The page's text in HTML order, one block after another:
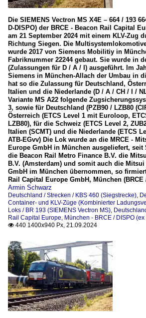
Die SIEMENS Vectron MS X4E – 664 / 193
D-DISPO) der BRCE - Beacon Rail Capital
am 21 September 2024 mit einem KLV-Zug
Richtung Siegen. Die
wurde 2017 von Siemens Mobilitiy in
Fabriknummer 22244 gebaut. Sie wurde in
(Zulassungen für D / A / I) ausgeführt. Im
Siemens in München-Allach der Umbau in
hat so die Zulassung für Deutschland,
Italien und die Niederlande (D / A / CH / I /
Variante MS A22 folgende
3, sowie für Deutschland (PZB90 / LZB80
Österreich (ETCS Level 1 mit Euroloop,
LZB80), für die Schweiz (ETCS Level 2,
Italien (SCMT) und die Niederlande (ETCS
ATB-EGvv) Die Lok wurde an die MRCE -
Europe GmbH in München ausgeliefert, seit
die Beacon Rail Metro Finance B.V. die
B.V. (Amsterdam) und somit auch die
GmbH im München übernommen, so
Rail Capital Europe GmbH, München (BRCE
Armin Schwarz
Deutschland / Strecken / KBS 460 (Siegstrecke)
Container- und KLV-Züge (Kombinierter
Loks / BR 193 (SIEMENS Vectron MS)
Rail Capital Europe, München - BRCE / DISPO (ex
 440 1400x940 Px, 21.09.2024